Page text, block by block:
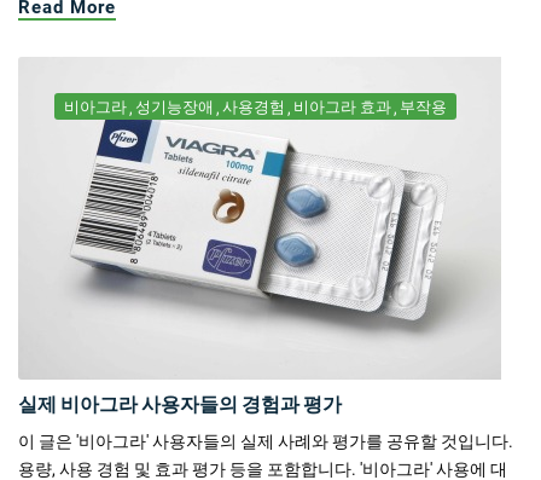
Read More
비아그라 성기능장애 사용경험 비아그라 효과 부작용
실제 비아그라 사용자들의 경험과 평가
이 글은 '비아그라' 사용자들의 실제 사례와 평가를 공유할 것입니다.
용량, 사용 경험 및 효과 평가 등을 포함합니다. '비아그라' 사용에 대